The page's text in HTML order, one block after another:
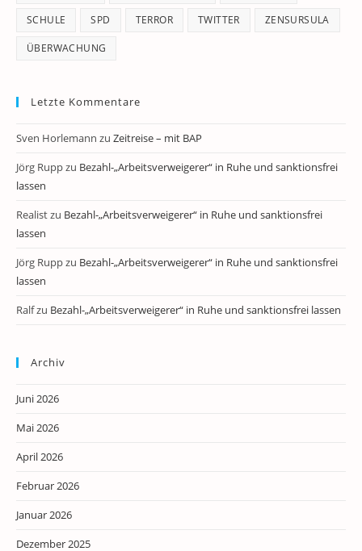
SCHULE SPD TERROR TWITTER ZENSURSULA
ÜBERWACHUNG
Letzte Kommentare
Sven Horlemann zu Zeitreise – mit BAP
Jörg Ruppzu Bezahl-„Arbeitsverweigerer“ in Ruhe und sanktionsfrei
lassen
Realistzu Bezahl-„Arbeitsverweigerer“ in Ruhe und sanktionsfrei
lassen
Jörg Ruppzu Bezahl-„Arbeitsverweigerer“ in Ruhe und sanktionsfrei
lassen
Ralfzu Bezahl-„Arbeitsverweigerer“ in Ruhe und sanktionsfrei lassen
Archiv
Juni 2026
Mai 2026
April 2026
Februar 2026
Januar 2026
Dezember 2025